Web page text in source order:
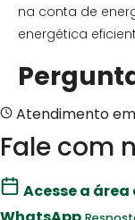
na conta de
energética
Atendimento
Fale com
Acesse a